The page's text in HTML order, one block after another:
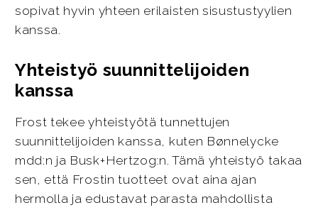
sopivat hyvin yhteen erilaisten sisustustyylien
kanssa.
Yhteistyö suunnittelijoiden
kanssa
Frost tekee yhteistyötä tunnettujen
suunnittelijoiden kanssa, kuten Bønnelycke
mdd:n ja Busk+Hertzog:n. Tämä yhteistyö takaa
sen, että Frostin tuotteet ovat aina ajan
hermolla ja edustavat parasta mahdollista